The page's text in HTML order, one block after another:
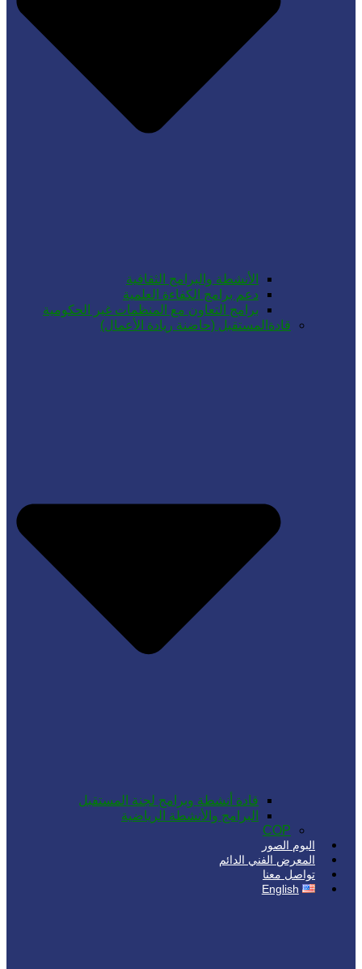
الأنشطة والبرامج الثقافية
دعم برامج الكفاءة العلمية
برامج التعاون مع المنظمات غير الحكومية
قادةالمستقبل (حاضنة ريادة الأعمال)
قادة أنشطة وبرامج لجنة المستقبل
البرامج والأنشطة الرياضية
COP
البوم الصور
المعرض الفني الدائم
تواصل معنا
English